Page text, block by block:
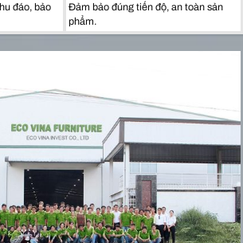
đáo, bảo
Đảm bảo đúng tiến độ, an toàn sản
phẩm.